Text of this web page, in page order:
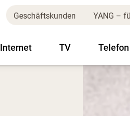
Geschäftskunden YANG –
Internet TV Telefon